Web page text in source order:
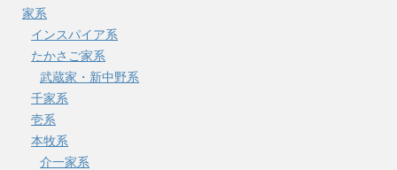
家系
インスパイア系
たかさご家系
武蔵家・新中野系
千家系
壱系
本牧系
介一家系